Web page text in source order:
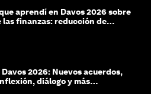
aprendí en Davos 2026 sobre
las finanzas: reducción de
2026: Nuevos acuerdos,
diálogo y más